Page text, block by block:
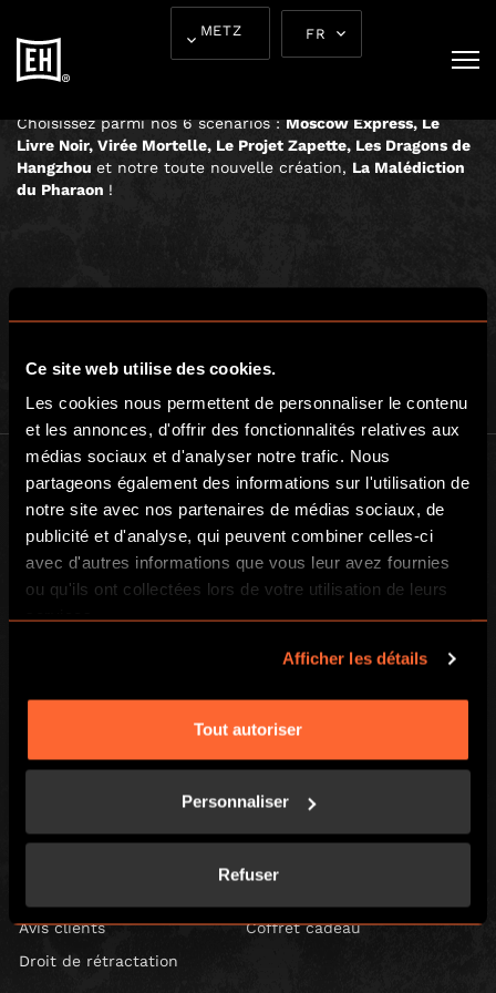
Ce site web utilise des cookies.
Les cookies nous permettent de personnaliser le contenu
et les annonces, d'offrir des fonctionnalités relatives aux
médias sociaux et d'analyser notre trafic. Nous
partageons également des informations sur l'utilisation de
notre site avec nos partenaires de médias sociaux, de
publicité et d'analyse, qui peuvent combiner celles-ci
avec d'autres informations que vous leur avez fournies
ou qu'ils ont collectées lors de votre utilisation de leurs
services.
Afficher les détails
Tout autoriser
Personnaliser
Refuser
METZ FR
L’AVENTURE COMMENCE
ICI
Choisissez parmi nos 6 scénarios :Moscow Express, Le
Livre Noir, Virée Mortelle, Le Projet Zapette, Les Dragons de
Hangzhou et notre toute nouvelle création, La Malédiction
du Pharaon !
BGP ESCAPE
Registered address: 16 rue Louise Emilie de la Tour d'Auvergne, Paris
75009, France
©️ 2026. All Rights Reserved.
Jeux
Teambuilding
Avis clients
Droit de rétractation
Retrouvez-nous
Contact
Coffret cadeau